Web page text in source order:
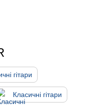
гітари
Класичні гітари